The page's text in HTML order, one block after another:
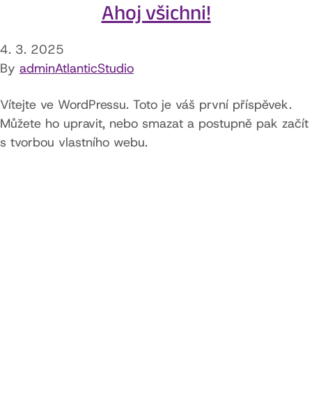
Ahoj všichni!
4. 3. 2025
By adminAtlanticStudio
Vítejte ve WordPressu. Toto je váš první příspěvek.
Můžete ho upravit, nebo smazat a postupně pak začít
s tvorbou vlastního webu.